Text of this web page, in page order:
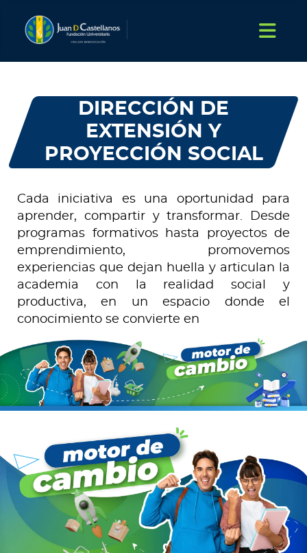
DIRECCIÓN DE
EXTENSIÓN Y
PROYECCIÓN SOCIAL
Cada iniciativa es una oportunidad para
aprender, compartir y transformar. Desde
programas formativos hasta proyectos de
emprendimiento, promovemos
experiencias que dejan huella y articulan la
academia con la realidad social y
productiva, en un espacio donde el
conocimiento se convierte en